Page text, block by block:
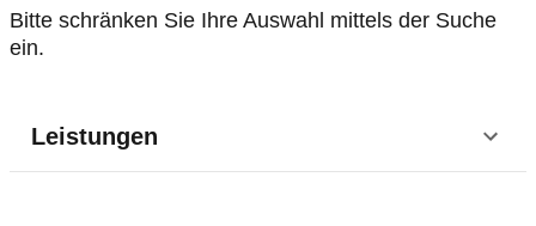
Bitte schränken Sie Ihre Auswahl mittels der Suche
ein.
Leistungen